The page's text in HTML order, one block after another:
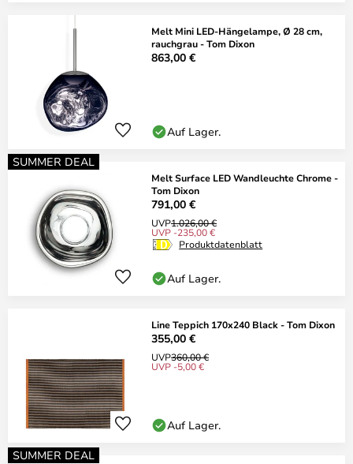
Melt Mini LED-Hängelampe, Ø 28 cm,
rauchgrau - Tom Dixon
863,00 €
Auf Lager.
SUMMER DEAL
Melt Surface LED Wandleuchte Chrome -
Tom Dixon
791,00 €
UVP1.026,00 €
UVP -235,00 €
Produktdatenblatt
Auf Lager.
Line Teppich 170x240 Black - Tom Dixon
355,00 €
UVP360,00 €
UVP -5,00 €
Auf Lager.
SUMMER DEAL